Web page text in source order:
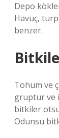
Depo
Havuç,
benzer.
Tohum ve
gruptur ve
bitkiler
Odunsu